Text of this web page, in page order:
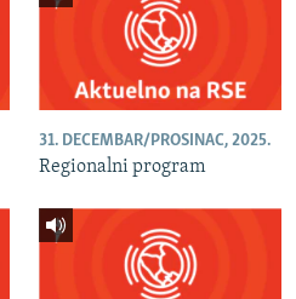
31. DECEMBAR/PROSINAC, 2025.
Regionalni program